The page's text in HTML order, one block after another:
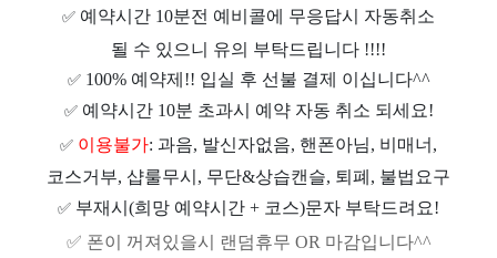
✅ 예약시간 10분전 예비콜에 무응답시 자동취소
될 수 있으니 유의 부탁드립니다 !!!!
✅ 100% 예약제!! 입실 후 선불 결제 이십니다^^
✅ 예약시간 10분 초과시 예약 자동 취소 되세요!
✅ 이용불가: 과음, 발신자없음, 핸폰아님, 비매너,
코스거부, 샵룰무시, 무단&상습캔슬, 퇴폐, 불법요구
✅ 부재시(희망 예약시간 + 코스)문자 부탁드려요!
✅ 폰이 꺼져있을시 랜덤휴무 OR 마감입니다^^